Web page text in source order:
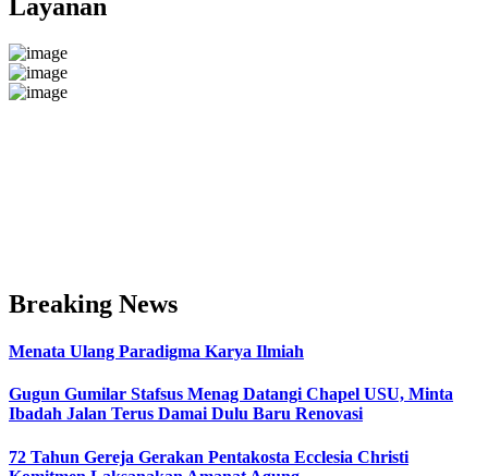
Layanan
Breaking News
Menata Ulang Paradigma Karya Ilmiah
Gugun Gumilar Stafsus Menag Datangi Chapel USU, Minta
Ibadah Jalan Terus Damai Dulu Baru Renovasi
72 Tahun Gereja Gerakan Pentakosta Ecclesia Christi